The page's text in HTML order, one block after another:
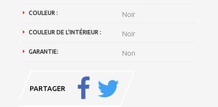
COULEUR : Noir
COULEUR DE L'INTÉRIEUR : Noir
GARANTIE: Non
PARTAGER